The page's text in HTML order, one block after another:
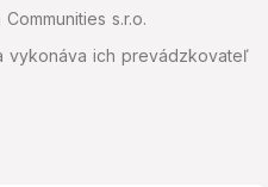
s.r.o.
vykonáva ich prevádzkovateľ